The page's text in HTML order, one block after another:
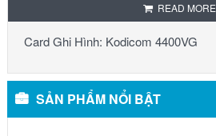
READ MORE
Card Ghi Hình: Kodicom 4400VG
SẢN PHẨM NỔI BẬT